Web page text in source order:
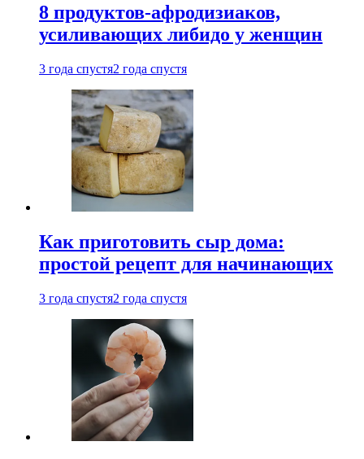
8 продуктов-афродизиаков,
усиливающих либидо у женщин
3 года спустя2 года спустя
Как приготовить сыр дома:
простой рецепт для начинающих
3 года спустя2 года спустя